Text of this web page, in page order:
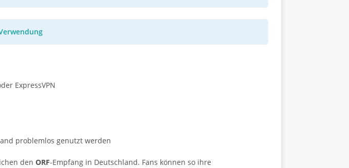
ExpressVPN
problemlos genutzt werden
den ORF-Empfang in Deutschland. Fans können so ihre